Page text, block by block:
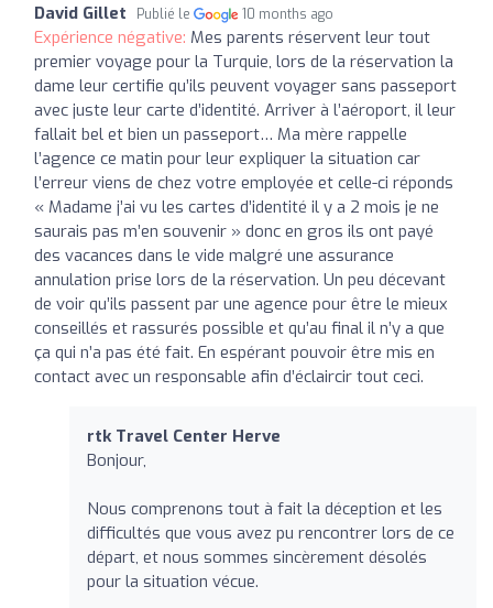
David Gillet Publié le 10 months ago
Expérience négative: Mes parents réservent leur tout
premier voyage pour la Turquie, lors de la réservation la
dame leur certifie qu’ils peuvent voyager sans passeport
avec juste leur carte d’identité. Arriver à l’aéroport, il leur
fallait bel et bien un passeport… Ma mère rappelle
l’agence ce matin pour leur expliquer la situation car
l’erreur viens de chez votre employée et celle-ci réponds
« Madame j’ai vu les cartes d’identité il y a 2 mois je ne
saurais pas m’en souvenir » donc en gros ils ont payé
des vacances dans le vide malgré une assurance
annulation prise lors de la réservation. Un peu décevant
de voir qu’ils passent par une agence pour être le mieux
conseillés et rassurés possible et qu’au final il n’y a que
ça qui n’a pas été fait. En espérant pouvoir être mis en
contact avec un responsable afin d’éclaircir tout ceci.
rtk Travel Center Herve
Bonjour,
Nous comprenons tout à fait la déception et les
difficultés que vous avez pu rencontrer lors de ce
départ, et nous sommes sincèrement désolés
pour la situation vécue.